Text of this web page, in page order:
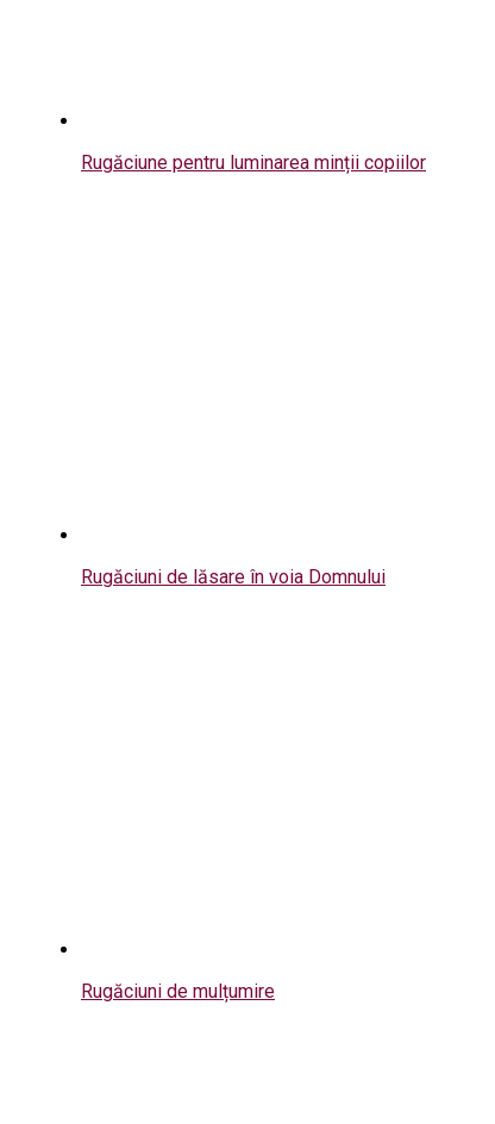
Rugăciune pentru luminarea minții copiilor
Rugăciuni de lăsare în voia Domnului
Rugăciuni de mulțumire